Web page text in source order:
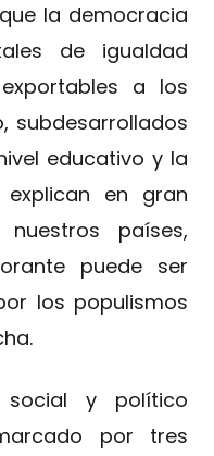
la democracia
de igualdad
a los
subdesarrollados
educativo y la
en gran
países,
puede ser
los populismos
y político
por tres